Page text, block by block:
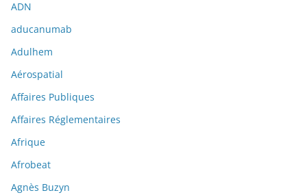
ADN
aducanumab
Adulhem
Aérospatial
Affaires Publiques
Affaires Réglementaires
Afrique
Afrobeat
Agnès Buzyn